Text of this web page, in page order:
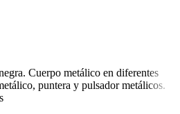
Cuerpo metálico en diferentes
puntera y pulsador metálicos.